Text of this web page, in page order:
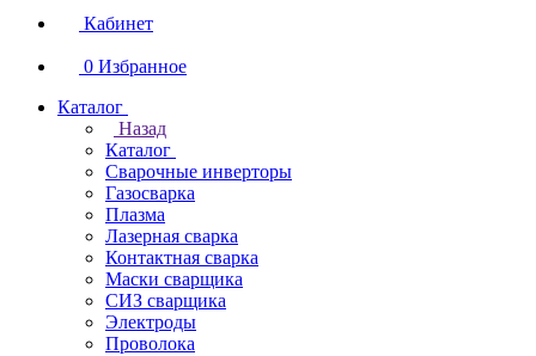
Кабинет
0 Избранное
Каталог
Назад
Каталог
Сварочные инверторы
Газосварка
Плазма
Лазерная сварка
Контактная сварка
Маски сварщика
СИЗ сварщика
Электроды
Проволока